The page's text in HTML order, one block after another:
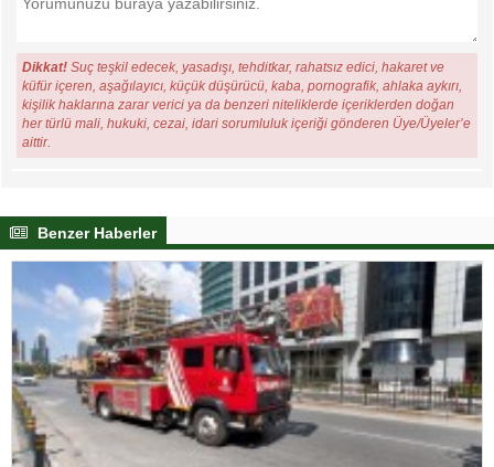
Dikkat! Suç teşkil edecek, yasadışı, tehditkar, rahatsız edici, hakaret ve
küfür içeren, aşağılayıcı, küçük düşürücü, kaba, pornografik, ahlaka aykırı,
kişilik haklarına zarar verici ya da benzeri niteliklerde içeriklerden doğan
her türlü mali, hukuki, cezai, idari sorumluluk içeriği gönderen Üye/Üyeler’e
aittir.
Benzer Haberler